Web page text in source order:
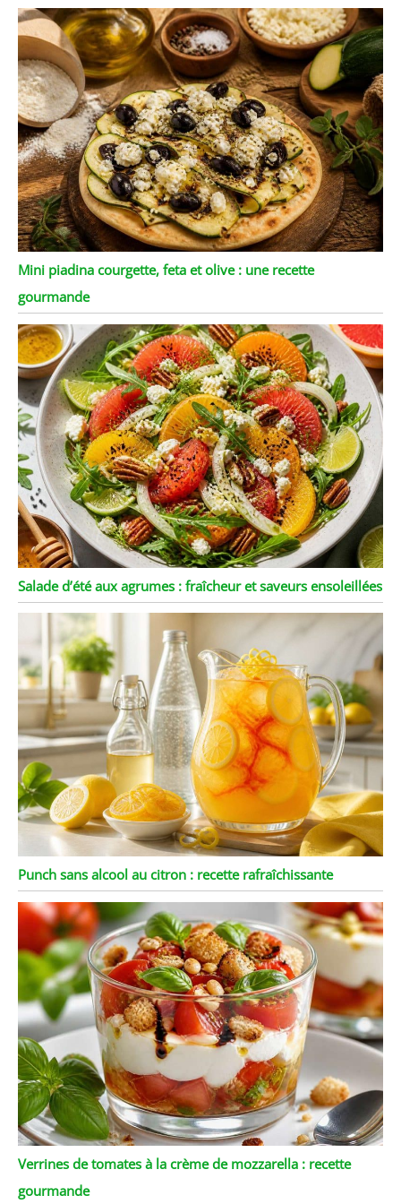
Mini piadina courgette, feta et olive : une recette
gourmande
Salade d’été aux agrumes : fraîcheur et saveurs ensoleillées
Punch sans alcool au citron : recette rafraîchissante
Verrines de tomates à la crème de mozzarella : recette
gourmande